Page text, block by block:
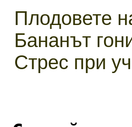
Плодовете
Бананът
Стрес при